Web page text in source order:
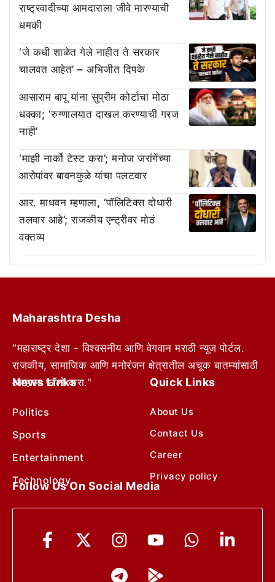
राष्ट्रवादीच्या आमदाराला जीवे मारण्याची
धमकी
‘जे कधी शाळेत गेले नाहीत ते सरकार
चालवत आहेत’ – अभिजीत दिपके
आसाराम बापू यांना सुप्रीम कोर्टाचा मोठा
धक्का; ‘रुग्णालयात दाखल करण्याची गरज
नाही’
‘माझी नार्को टेस्ट करा’; मनोज जरांगेंच्या
आरोपांवर बावनकुळे यांचा पलटवार
आर. माधवन म्हणाला, ‘पॉलिटिक्स दोधारी
तलवार आहे’; राजकीय एन्ट्रीवर मोठं
वक्तव्य
Maharashtra Desha
"महाराष्ट्र देशा - विश्वसनीय आणि वेगवान मराठी न्यूज पोर्टल.
राजकीय, सामाजिक आणि मनोरंजन क्षेत्रातील अचूक बातम्यांसाठी
आम्हाला फॉलो करा."
News Links
Politics
Sports
Entertainment
Technology
Quick Links
About Us
Contact Us
Career
Privacy policy
Follow Us On Social Media